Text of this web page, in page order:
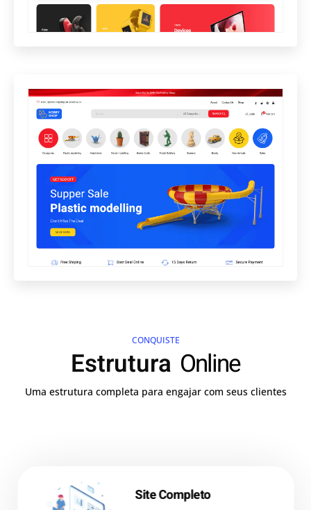
CONQUISTE
Estrutura Online
Uma estrutura completa para engajar com seus clientes
Site Completo